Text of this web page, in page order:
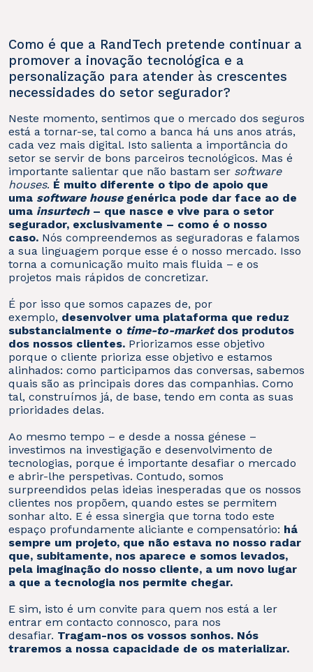
Como é que a RandTech pretende continuar a
promover a inovação tecnológica e a
personalização para atender às crescentes
necessidades do setor segurador?
Neste momento, sentimos que o mercado dos seguros
está a tornar-se, tal como a banca há uns anos atrás,
cada vez mais digital. Isto salienta a importância do
setor se servir de bons parceiros tecnológicos. Mas é
importante salientar que não bastam ser software
houses. É muito diferente o tipo de apoio que
uma software housegenérica pode dar face ao de
uma insurtech– que nasce e vive para o setor
segurador, exclusivamente – como é o nosso
caso.Nós compreendemos as seguradoras e falamos
a sua linguagem porque esse é o nosso mercado. Isso
torna a comunicação muito mais fluida – e os
projetos mais rápidos de concretizar.
É por isso que somos capazes de, por
exemplo, desenvolver uma plataforma que reduz
substancialmente o time-to-marketdos produtos
dos nossos clientes.Priorizamos esse objetivo
porque o cliente prioriza esse objetivo e estamos
alinhados: como participamos das conversas, sabemos
quais são as principais dores das companhias. Como
tal, construímos já, de base, tendo em conta as suas
prioridades delas.
Ao mesmo tempo – e desde a nossa génese –
investimos na investigação e desenvolvimento de
tecnologias, porque é importante desafiar o mercado
e abrir-lhe perspetivas. Contudo, somos
surpreendidos pelas ideias inesperadas que os nossos
clientes nos propõem, quando estes se permitem
sonhar alto. E é essa sinergia que torna todo este
espaço profundamente aliciante e compensatório: há
sempre um projeto, que não estava no nosso radar
que, subitamente, nos aparece e somos levados,
pela imaginação do nosso cliente, a um novo lugar
a que a tecnologia nos permite chegar.
E sim, isto é um convite para quem nos está a ler
entrar em contacto connosco, para nos
desafiar. Tragam-nos os vossos sonhos. Nós
traremos a nossa capacidade de os materializar.